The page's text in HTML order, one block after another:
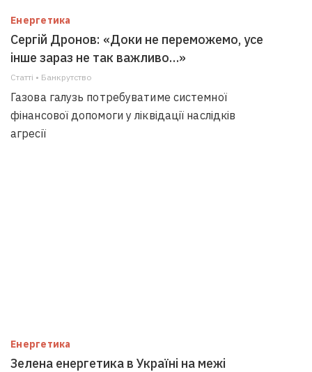
Енергетика
Сергій Дронов: «Доки не переможемо, усе
інше зараз не так важливо…»
Статті • Банкрутство
Газова галузь потребуватиме системної
фінансової допомоги у ліквідації наслідків
агресії
Енергетика
Зелена енергетика в Україні на межі